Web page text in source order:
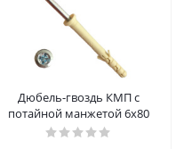
Дюбель-гвоздь КМП с
потайной манжетой 6х80